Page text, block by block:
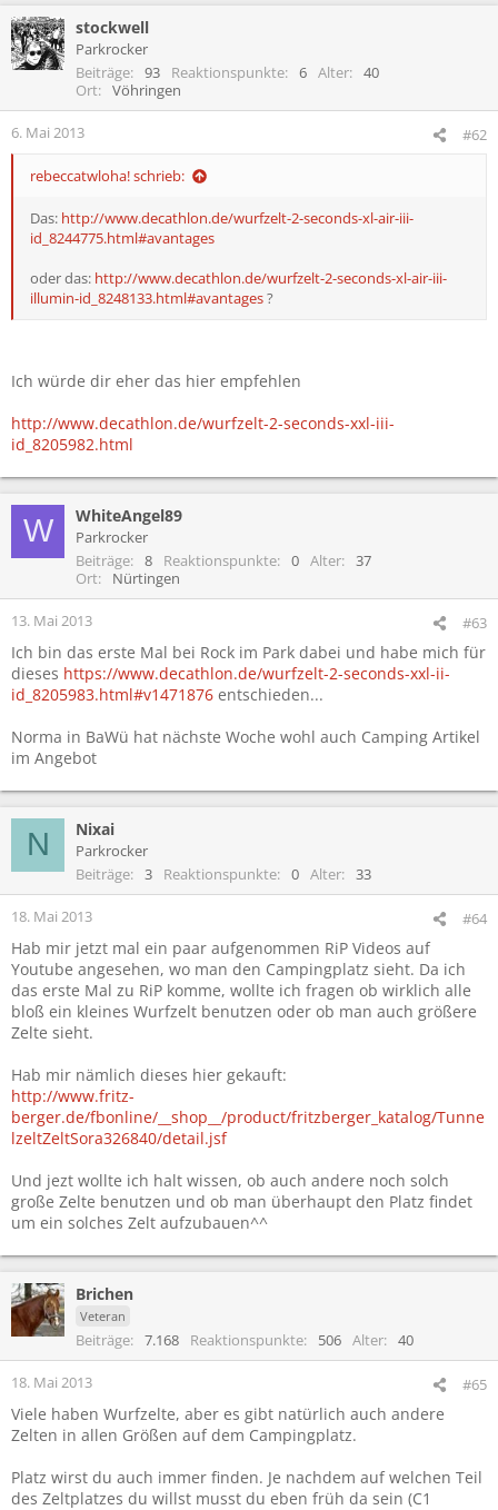
k
t
i
n
stockwell
Parkrocker
Beiträge
93 Reaktionspunkte 6 Alter
40
Ort
Vöhringen
6. Mai 2013 #62
rebeccatwloha! schrieb:
Das: http://www.decathlon.de/wurfzelt-2-seconds-xl-air-iii-
id_8244775.html#avantages
oder das: http://www.decathlon.de/wurfzelt-2-seconds-xl-air-iii-
illumin-id_8248133.html#avantages?
Ich würde dir eher das hier empfehlen
http://www.decathlon.de/wurfzelt-2-seconds-xxl-iii-
id_8205982.html
W WhiteAngel89
Parkrocker
Beiträge
8 Reaktionspunkte 0 Alter
37
Ort
Nürtingen
13. Mai 2013 #63
Ich bin das erste Mal bei Rock im Park dabei und habe mich für
dieses https://www.decathlon.de/wurfzelt-2-seconds-xxl-ii-
id_8205983.html#v1471876 entschieden...
Norma in BaWü hat nächste Woche wohl auch Camping Artikel
im Angebot
N Nixai
Parkrocker
Beiträge
3 Reaktionspunkte 0 Alter 33
18. Mai 2013 #64
Hab mir jetzt mal ein paar aufgenommen RiP Videos auf
Youtube angesehen, wo man den Campingplatz sieht. Da ich
das erste Mal zu RiP komme, wollte ich fragen ob wirklich alle
bloß ein kleines Wurfzelt benutzen oder ob man auch größere
Zelte sieht.
Hab mir nämlich dieses hier gekauft:
http://www.fritz-
berger.de/fbonline/__shop__/product/fritzberger_katalog/Tunne
lzeltZeltSora326840/detail.jsf
Und jezt wollte ich halt wissen, ob auch andere noch solch
große Zelte benutzen und ob man überhaupt den Platz findet
um ein solches Zelt aufzubauen^^
Brichen
Veteran
Beiträge 7.168 Reaktionspunkte 506 Alter 40
18. Mai 2013 #65
Viele haben Wurfzelte, aber es gibt natürlich auch andere
Zelten in allen Größen auf dem Campingplatz.
Platz wirst du auch immer finden. Je nachdem auf welchen Teil
des Zeltplatzes du willst musst du eben früh da sein (C1